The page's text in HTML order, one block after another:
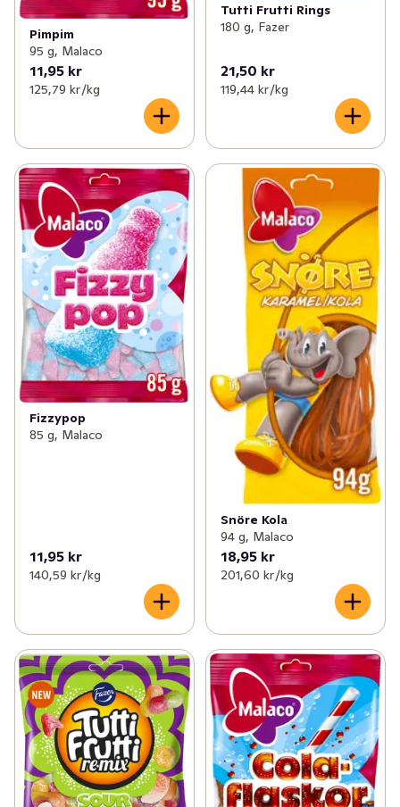
Pimpim
95 g, Malaco
11,95 kr
125,79 kr /kg
Tutti Frutti Rings
180 g, Fazer
21,50 kr
119,44 kr /kg
Fizzypop
85 g, Malaco
11,95 kr
140,59 kr /kg
Snöre Kola
94 g, Malaco
18,95 kr
201,60 kr /kg